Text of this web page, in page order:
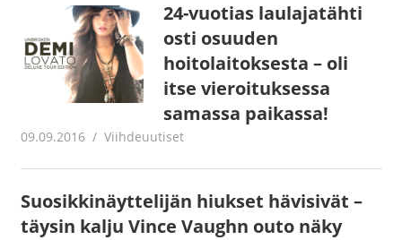
24-vuotias laulajatähti
osti osuuden
hoitolaitoksesta – oli
itse vieroituksessa
samassa paikassa!
09.09.2016 Juha Kaunisto
Viihdeuutiset
Suosikkinäyttelijän hiukset hävisivät –
täysin kalju Vince Vaughn outo näky